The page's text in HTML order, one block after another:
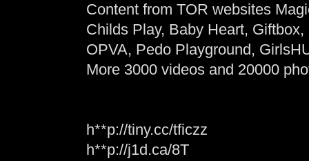
Content from TOR websites
Childs Play, Baby Heart,
OPVA, Pedo Playground,
More 3000 videos and 20000
h**p://tiny.cc/tficzz
h**p://j1d.ca/8T